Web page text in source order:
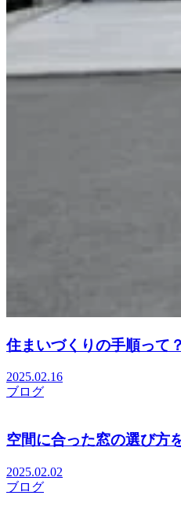
住まいづくりの手順って？
2025.02.16
ブログ
空間に合った窓の選び方
2025.02.02
ブログ